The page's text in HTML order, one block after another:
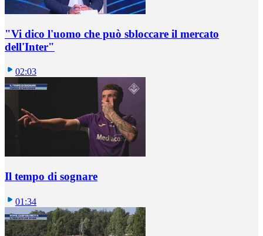
"Vi dico l'uomo che può sbloccare il mercato
dell'Inter"
02:03
Il tempo di sognare
01:34